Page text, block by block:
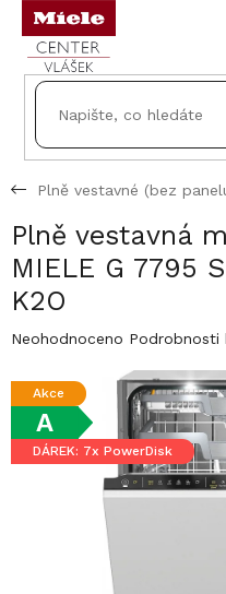
Přejít
obsah
Plně vestavné (bez
Plně vestavná
MIELE G 7795
K2O
Průměrné
produktu
z
5
Neohodnoceno Podrobnosti
Akce
A
DÁREK: 7x PowerDisk